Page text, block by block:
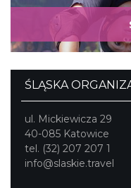
ŚLĄSKA
ul. Mickiewicza 29
40-085 Katowice
tel. (32) 207 207 1
info@slaskie.travel